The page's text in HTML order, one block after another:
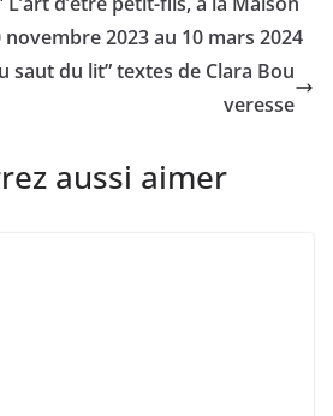
2023 au 10 mars 2024
saut du lit” textes de Clara Bou
veresse
aussi aimer